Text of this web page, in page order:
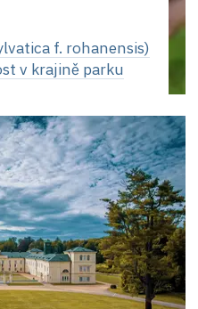
f. rohanensis)
v krajině parku